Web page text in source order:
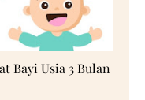
Bayi Usia 3 Bulan